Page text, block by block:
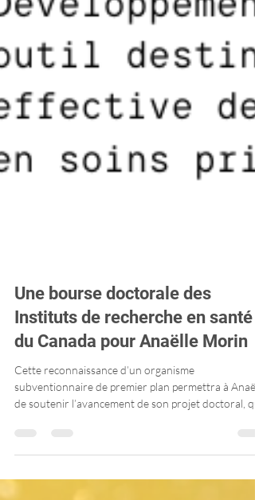
Une bourse doctorale des
Instituts de recherche en santé
du Canada pour Anaëlle Morin
Cette reconnaissance d’un organisme
vise à développer et valider un outil destiné à